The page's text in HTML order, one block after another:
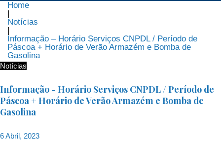
Home
|
Notícias
|
Informação – Horário Serviços CNPDL / Período de
Páscoa + Horário de Verão Armazém e Bomba de
Gasolina
Notícias
Informação - Horário Serviços CNPDL / Período de
Páscoa + Horário de Verão Armazém e Bomba de
Gasolina
6 Abril, 2023